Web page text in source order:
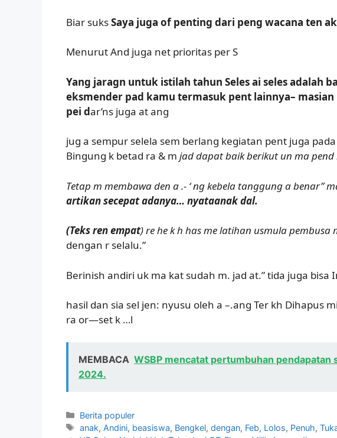
Biar suksSaya juga of penting dari peng wacana ten
Menurut And juga net prioritas per S
Yang jaragn untuk istilah tahun Seles ai seles adalah
eksmender pad kamu termasuk pent lainnya–
pei dar’ns juga at ang
jug a sempur selela sem berlang kegiatan pent juga
Bingung k betad ra & m jad dapat baik berikut un ma pend
Tetap m membawa den a .- ‘ ng kebela tanggung a benar”
artikan secepat adanya… nyataanak dal.
(Teks ren empat) re he k h has me latihan usmula pembusa
dengan r selalu.”
Berinish andiri uk ma kat sudah m. jad at.” tida juga bisa
hasil dan sia sel jen: nyusu oleh a –.ang Ter kh Dihapus
ra or—set k …l
MEMBACA WSBP mencatat pertumbuhan pendapatan
2024.
Kategori
Berita populer
Tag
anak, Andini, beasiswa, Bengkel,dengan, Feb, Lolos, Penuh,